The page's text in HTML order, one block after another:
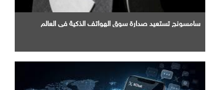
سامسونج تستعيد صدارة سوق الهواتف الذكية في العالم